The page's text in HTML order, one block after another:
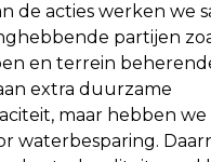
de acties werken we
partijen
en terrein
extra duurzame
maar hebben we
waterbesparing.